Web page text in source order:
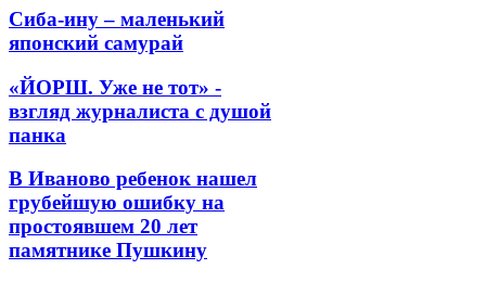
Сиба-ину – маленький
японский самурай
«ЙОРШ. Уже не тот» -
взгляд журналиста с душой
панка
В Иваново ребенок нашел
грубейшую ошибку на
простоявшем 20 лет
памятнике Пушкину